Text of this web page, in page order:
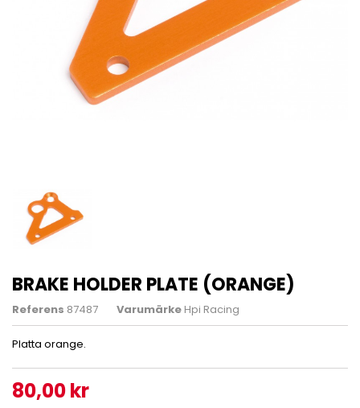
BRAKE HOLDER PLATE (ORANGE)
Referens 87487 Varumärke Hpi Racing
Platta orange.
80,00 kr